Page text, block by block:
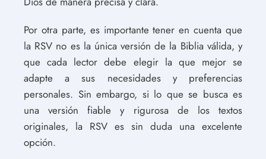
Por otra parte, es importante tener en cuenta que
la RSV no es la única versión de la Biblia válida, y
que cada lector debe elegir la que mejor se
adapte a sus necesidades y preferencias
personales. Sin embargo, si lo que se busca es
una versión fiable y rigurosa de los textos
originales, la RSV es sin duda una excelente
opción.